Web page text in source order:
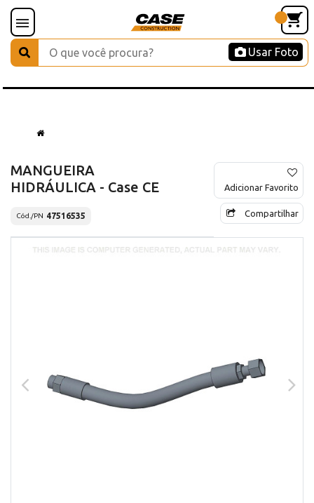
Usar Foto
MANGUEIRA
HIDRÁULICA - Case CE
Cód./PN 47516535
Adicionar Favorito
Compartilhar